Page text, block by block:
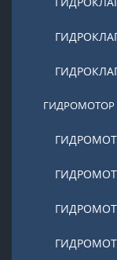
ГИДРОМОТОР